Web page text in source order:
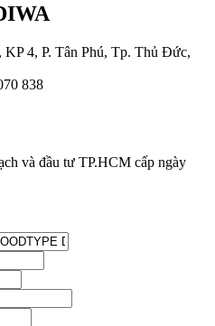
KP 4, P. Tân Phú, Tp. Thủ Đức,
838
và đầu tư TP.HCM cấp ngày